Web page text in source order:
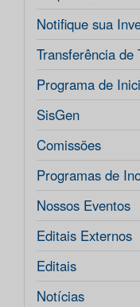
Notifique sua
Transferência de
Programa de
SisGen
Comissões
Programas de
Nossos Eventos
Editais Externos
Editais
Notícias